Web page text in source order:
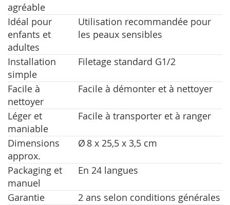
agréable
Idéal pour
enfants et
adultes
Utilisation recommandée pour
les peaux sensibles
Installation
simple
Filetage standard G1/2
Facile à
nettoyer
Facile à démonter et à nettoyer
Léger et
maniable
Facile à transporter et à ranger
Dimensions
approx.
Ø 8 x 25,5 x 3,5 cm
Packaging et
manuel
En 24 langues
Garantie
2 ans selon conditions générales